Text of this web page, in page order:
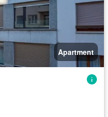
Apartment